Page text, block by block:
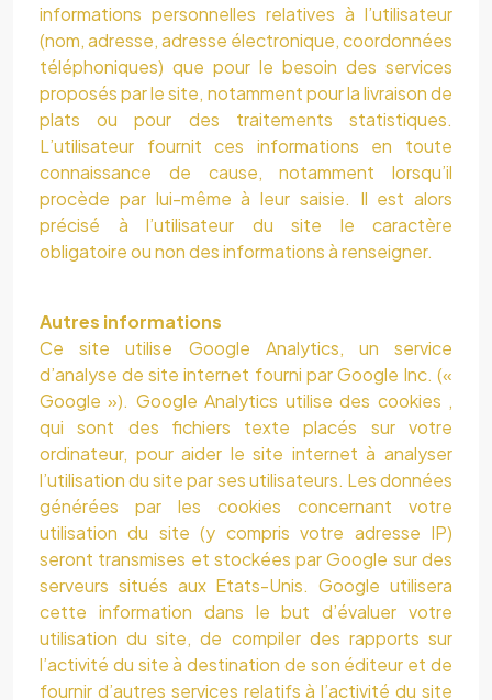
informations personnelles relatives à l’utilisateur
(nom, adresse, adresse électronique, coordonnées
téléphoniques) que pour le besoin des services
proposés par le site, notamment pour la livraison de
plats ou pour des traitements statistiques.
L’utilisateur fournit ces informations en toute
connaissance de cause, notamment lorsqu’il
procède par lui-même à leur saisie. Il est alors
précisé à l’utilisateur du site le caractère
obligatoire ou non des informations à renseigner.
Autres informations
Ce site utilise Google Analytics, un service
d’analyse de site internet fourni par Google Inc. («
Google »). Google Analytics utilise des cookies ,
qui sont des fichiers texte placés sur votre
ordinateur, pour aider le site internet à analyser
l’utilisation du site par ses utilisateurs. Les données
générées par les cookies concernant votre
utilisation du site (y compris votre adresse IP)
seront transmises et stockées par Google sur des
serveurs situés aux Etats-Unis. Google utilisera
cette information dans le but d’évaluer votre
utilisation du site, de compiler des rapports sur
l’activité du site à destination de son éditeur et de
fournir d’autres services relatifs à l’activité du site